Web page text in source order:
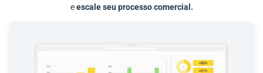
eescale seu processo comercial.